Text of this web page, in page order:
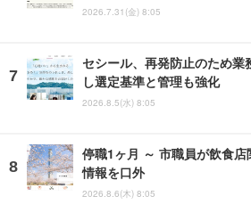
2026.7.31(金) 8:05
セシール、再発防止のため業
し選定基準と管理も強化
2026.8.5(水) 8:05
停職1ヶ月 ～ 市職員が飲食
情報を口外
2026.8.6(木) 8:05